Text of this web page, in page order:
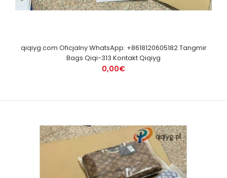
qiqiyg.com Oficjalny WhatsApp: +8618120605182 Tangmir
Bags Qiqi-313 Kontakt Qiqiyg
0,00€